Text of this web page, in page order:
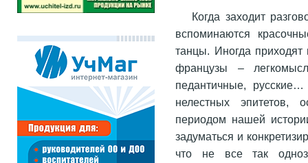
Когда заходит
вспоминаются
танцы. Иногда
французы –
педантичные,
нелестных эпитетов,
периодом нашей
задуматься и
что не все так